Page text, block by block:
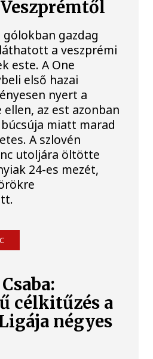
gólokban gazdag
a veszprémi
este. A One
első hazai
nyert a
ellen, az est azonban
miatt marad
A szlovén
utoljára öltötte
24-es mezét,
célkitűzés a
négyes